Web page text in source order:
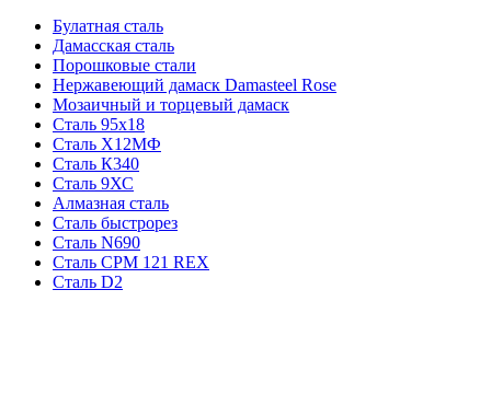
Булатная сталь
Дамасская сталь
Порошковые стали
Нержавеющий дамаск Damasteel Rose
Мозаичный и торцевый дамаск
Сталь 95х18
Сталь Х12МФ
Сталь К340
Сталь 9ХС
Алмазная сталь
Сталь быстрорез
Сталь N690
Сталь CPM 121 REX
Сталь D2